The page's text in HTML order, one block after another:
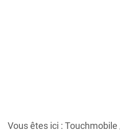
Vous êtes ici : Touchmobile